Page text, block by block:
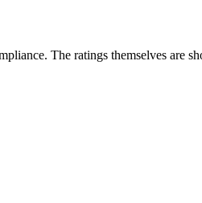
The ratings themselves are